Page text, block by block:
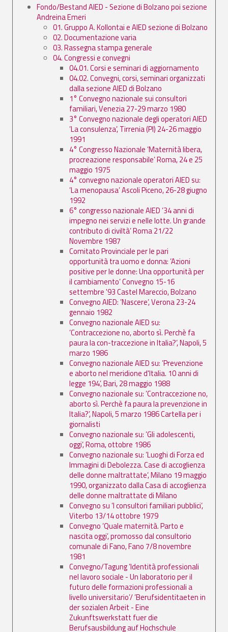
Fondo/Bestand AIED - Sezione di Bolzano poi sezione
Andreina Emeri
01. Gruppo A. Kollontai e AIED sezione di Bolzano
02. Documentazione varia
03. Rassegna stampa generale
04. Congressi e convegni
04.01. Corsi e seminari di aggiornamento
04.02. Convegni, corsi, seminari organizzati
dalla sezione AIED di Bolzano
1° Convegno nazionale sui consultori
familiari, Venezia 27-29 marzo 1980
3° Convegno nazionale degli operatori AIED
’La consulenza’, Tirrenia (PI) 24-26 maggio
1991
4° Congresso Nazionale ’Maternità libera,
procreazione responsabile’ Roma, 24 e 25
maggio 1975
4° convegno nazionale operatori AIED su:
’La menopausa’ Ascoli Piceno, 26-28 giugno
1992
6° congresso nazionale AIED ’34 anni di
impegno nei servizi e nelle lotte. Un grande
contributo di civiltà’ Roma 21/22
Novembre 1987
Comitato Provinciale per le pari
opportunità tra uomo e donna: ’Azioni
positive per le donne: Una opportunità per
il cambiamento’ Convegno 15-16
settembre '93 Castel Mareccio, Bolzano
Convegno AIED: ’Nascere’, Verona 23-24
gennaio 1982
Convegno nazionale AIED su:
’Contraccezione no, aborto sì. Perchè fa
paura la con-traccezione in Italia?’, Napoli, 5
marzo 1986
Convegno nazionale AIED su: ’Prevenzione
e aborto nel meridione d'Italia. 10 anni di
legge 194’, Bari, 28 maggio 1988
Convegno nazionale su: ’Contraccezione no,
aborto sì. Perchè fa paura la prevenzione in
Italia?’, Napoli, 5 marzo 1986 Cartella per i
giornalisti
Convegno nazionale su: ’Gli adolescenti,
oggi’, Roma, ottobre 1986
Convegno nazionale su: ’Luoghi di Forza ed
Immagini di Debolezza. Case di accoglienza
delle donne maltrattate’, Milano 19 maggio
1990, organizzato dalla Casa di accoglienza
delle donne maltrattate di Milano
Convegno su ’I consultori familiari pubblici’,
Viterbo 13/14 ottobre 1979
Convegno ’Quale maternità. Parto e
nascita oggi’, promosso dal consultorio
comunale di Fano, Fano 7/8 novembre
1981
Convegno/Tagung ’Identità professionali
nel lavoro sociale - Un laboratorio per il
futuro delle formazioni professionali a
livello universitario’/ ’Berufsidentitaeten in
der sozialen Arbeit - Eine
Zukunftswerkstatt fuer die
Berufsausbildung auf Hochschule